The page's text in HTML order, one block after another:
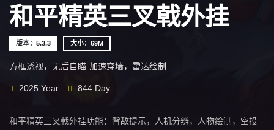
和平精英三叉戟外挂
版本：5.3.3 大小：69M
方框透视，无后自瞄 加速穿墙，雷达绘制
2025 Year 844 Day
和平精英三叉戟外挂功能：背敌提示，人机分辨，人物绘制，空投